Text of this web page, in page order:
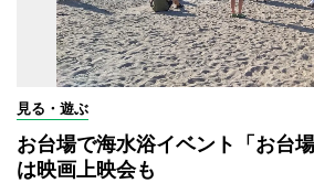
見る・遊ぶ
お台場で海水浴イベント「お台
は映画上映会も